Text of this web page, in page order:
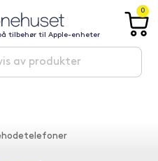
tilbehør til Apple-enheter
0